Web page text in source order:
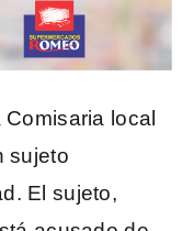
local
sujeto
El sujeto,